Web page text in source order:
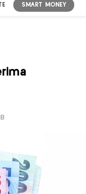
SMART MONEY